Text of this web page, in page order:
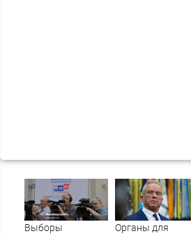
Выборы
Органы для